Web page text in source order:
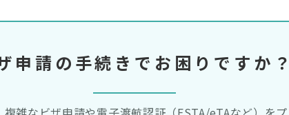
申請の手続きでお困りですか